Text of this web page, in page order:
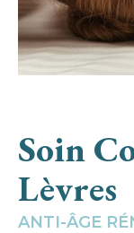
Soin
Lèvres
ANTI-ÂGE